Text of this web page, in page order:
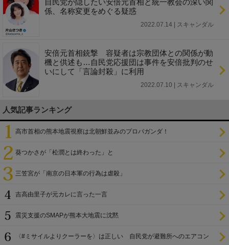
係、名称変更をめぐる疑惑
2022.07.14 | スキャンダル
安倍元首相銃撃 容疑者は宗教団体との関係が動
機と供述も…自民党応援団は事件を安倍批判のせ
いにして「言論封殺」に利用
2022.07.10 | スキャンダル
人気記事ランキング
高市首相の熊本地震視察は北朝鮮並みのプロパガンダ！
葵つかさが「松潤とは終わった」と
三笠宮が「南京の日本軍の行為は虐殺」
吉高由里子が元カレに言った一言
震災支援のSMAPが熊本大地震に沈黙
〈#ミサイルよりクーラーを〉は正しい 自民党が避難所へのエアコン